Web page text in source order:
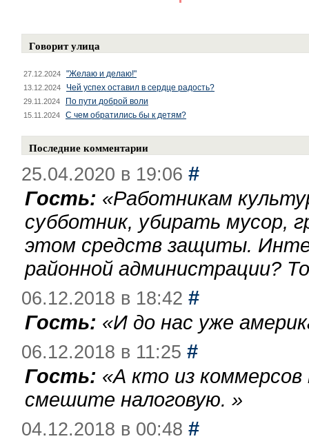
Говорит улица
27.12.2024 "Желаю и делаю!"
13.12.2024 Чей успех оставил в сердце радость?
29.11.2024 По пути доброй воли
15.11.2024 С чем обратились бы к детям?
Последние комментарии
25.04.2020 в 19:06 #
Гость: «Работникам
субботник, убирать мусор,
этом средств защиты.
районной администрации?
06.12.2018 в 18:42 #
Гость: «И до нас уже
06.12.2018 в 11:25 #
Гость: «А кто из
смешите налоговую. »
04.12.2018 в 00:48 #